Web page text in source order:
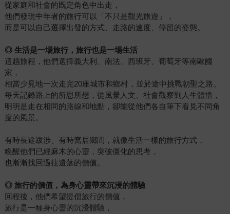
從家庭和社會的既定角色中出走，
他們發現中年者的旅行可以「不只是觀光旅遊」，
而是可以自己選擇出發的方式、走路的速度、停留的姿態。
◎ 生活是一場旅行，旅行也是一場生活
這趟旅程，他們選擇義大利、南法、西班牙、葡萄牙等南歐國
家，
相當少見地一次走完20座城市和鄉村，並於途中挑戰朝聖之路。
每天記錄路上的所思所想，從風景人文、社會觀察到人生體悟，
明明是走在相同的路線和地點，卻能從他們各自筆下看見不同角
度的風景。
有時長途跋涉、有時窩居鄉間，就像生活一樣的旅行方式，
喚醒他們已經麻木的心靈，突破僵化的思考，
也漸漸找回過往遺落的價值。
◎ 旅行的價值，為身心靈帶來沉浸的體驗
回程後，他們希望提倡旅行的價值，
旅行是一種身心靈的沉浸體驗，